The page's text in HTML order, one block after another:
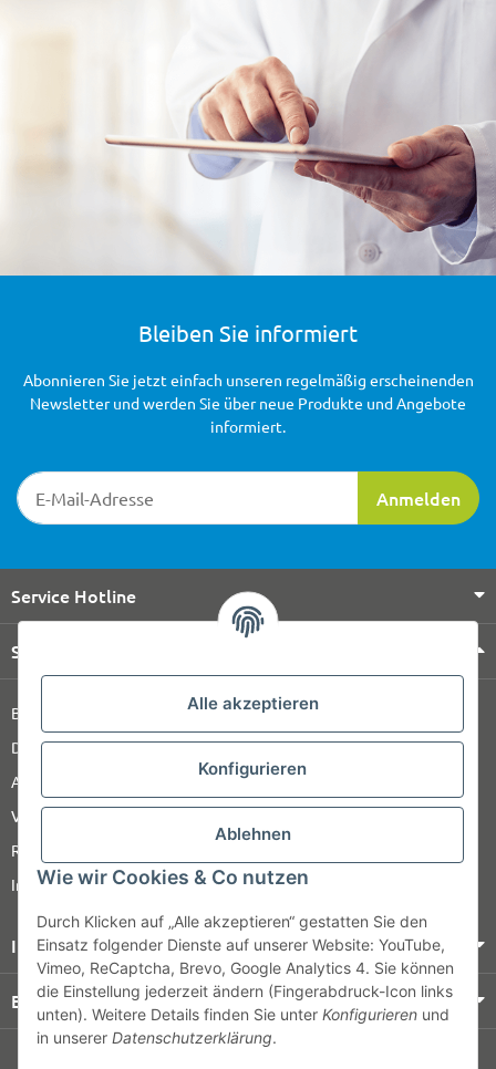
Alle akzeptieren
Konfigurieren
Ablehnen
Wie wir Cookies & Co nutzen
Durch Klicken auf „Alle akzeptieren“ gestatten Sie den
Einsatz folgender Dienste auf unserer Website: YouTube,
Vimeo, ReCaptcha, Brevo, Google Analytics 4. Sie können
die Einstellung jederzeit ändern (Fingerabdruck-Icon links
unten). Weitere Details finden Sie unter Konfigurieren und
in unserer Datenschutzerklärung.
Bleiben Sie informiert
Newsletter-Registrierung
Anmelden
Abonnieren Sie jetzt einfach unseren regelmäßig erscheinenden
Newsletter und werden Sie über neue Produkte und Angebote
informiert.
Service Hotline
Shop Service
Barrierefreiheitserklärung
Datenschutz
AGB
Versandinformationen
Retour
Impressum
Informationen
Bezahlung & Versand
© HOZ MEDI WERK